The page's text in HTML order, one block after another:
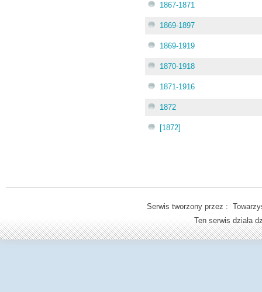
1867-1871
1869-1897
1869-1919
1870-1918
1871-1916
1872
[1872]
Serwis tworzony przez :
Ten serwis działa